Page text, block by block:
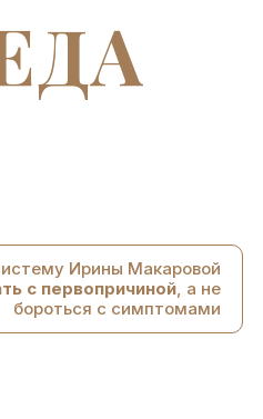
Ирины Макаровой
с первопричиной, а не
бороться с симптомами